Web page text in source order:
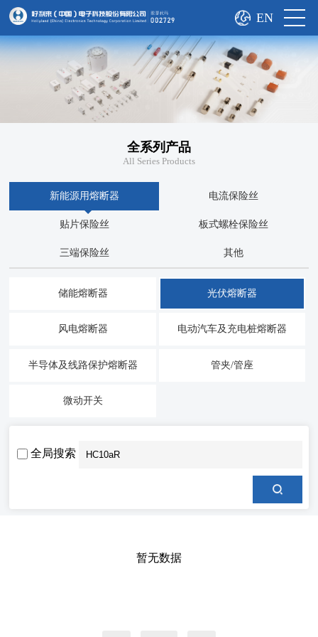
EN
全系列产品
All Series Products
新能源用熔断器 电流保险丝
贴片保险丝 板式螺栓保险丝
三端保险丝 其他
储能熔断器 光伏熔断器
风电熔断器 电动汽车及充电桩熔断器
半导体及线路保护熔断器 管夹/管座
微动开关
全局搜索
暂无数据